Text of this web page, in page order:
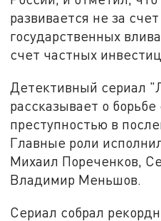
развивается не за
государственных
счет частных
Детективный сериал
рассказывает о
преступностью в
Главные роли
Михаил Пореченков,
Владимир Меньшов.
Сериал собрал